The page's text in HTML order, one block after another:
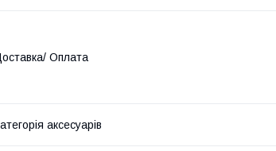
Оплата
аксесуарів